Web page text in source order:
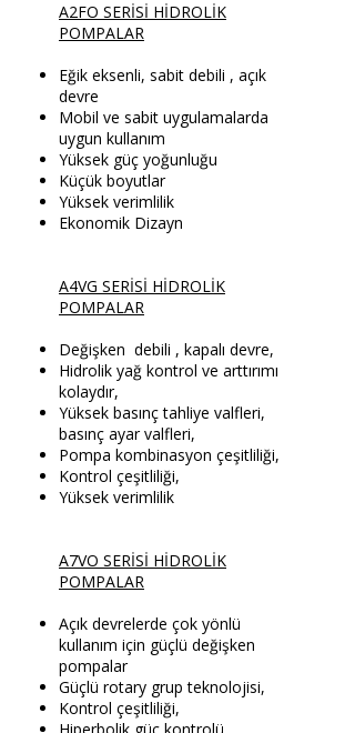
A2FO SERİSİ HİDROLİK
POMPALAR
Eğik eksenli, sabit debili , açık
devre
Mobil ve sabit uygulamalarda
uygun kullanım
Yüksek güç yoğunluğu
Küçük boyutlar
Yüksek verimlilik
Ekonomik Dizayn
A4VG SERİSİ HİDROLİK
POMPALAR
Değişken debili , kapalı devre,
Hidrolik yağ kontrol ve arttırımı
kolaydır,
Yüksek basınç tahliye valfleri,
basınç ayar valfleri,
Pompa kombinasyon çeşitliliği,
Kontrol çeşitliliği,
Yüksek verimlilik
A7VO SERİSİ HİDROLİK
POMPALAR
Açık devrelerde çok yönlü
kullanım için güçlü değişken
pompalar
Güçlü rotary grup teknolojisi,
Kontrol çeşitliliği,